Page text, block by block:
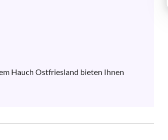
Hauch Ostfriesland bieten Ihnen